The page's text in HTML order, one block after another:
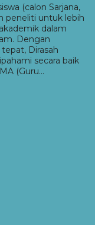
(calon Sarjana,
peneliti untuk lebih
dalam
Dengan
Dirasah
secara baik
(Guru…